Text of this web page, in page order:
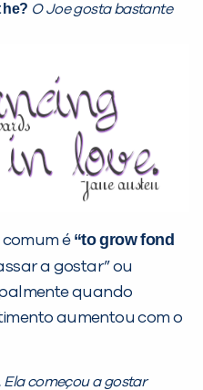
he? O Joe gosta bastante
é “to grow fond
a gostar” ou
quando
aumentou com o
Ela começou a gostar
em contato
a: